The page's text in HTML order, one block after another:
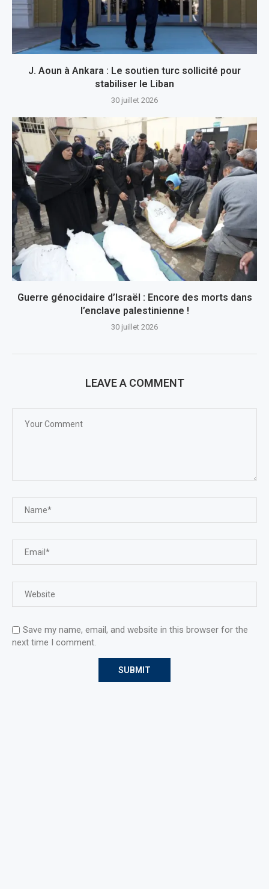
J. Aoun à Ankara : Le soutien turc sollicité pour
stabiliser le Liban
30 juillet 2026
Guerre génocidaire d’Israël : Encore des morts dans
l’enclave palestinienne !
30 juillet 2026
LEAVE A COMMENT
Save my name, email, and website in this browser for the
next time I comment.